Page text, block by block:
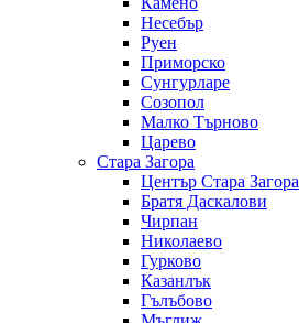
Несебър
Руен
Приморско
Сунгурларе
Созопол
Малко Търново
Царево
Стара Загора
Център Стара Загора
Братя Даскалови
Чирпан
Николаево
Гурково
Казанлък
Гълъбово